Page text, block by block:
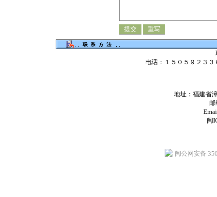
电话：１５０５９２３３
地址：福建省
邮
闽
闽公网安备